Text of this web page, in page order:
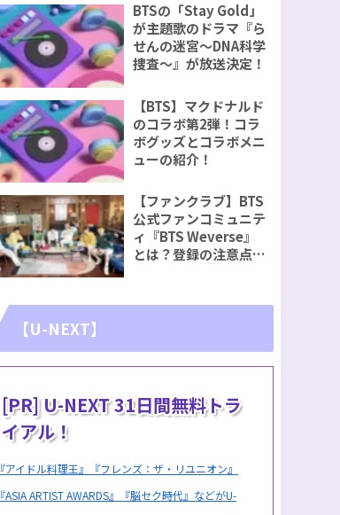
BTSの「Stay Gold」
が主題歌のドラマ『ら
せんの迷宮～DNA科学
捜査～』が放送決定！
【BTS】マクドナルド
のコラボ第2弾！コラ
ボグッズとコラボメニ
ューの紹介！
【ファンクラブ】BTS
公式ファンコミュニテ
ィ『BTS Weverse』
とは？登録の注意点を
【U-NEXT】
[PR] U-NEXT 31日間無料トラ
イアル！
『アイドル料理王』『フレンズ：ザ・リユニオン』
『ASIA ARTIST AWARDS』『脳セク時代』などがU-